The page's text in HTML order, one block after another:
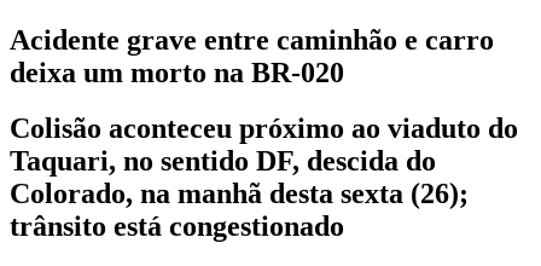
Acidente grave entre caminhão e carro
deixa um morto na BR-020
Colisão aconteceu próximo ao viaduto do
Taquari, no sentido DF, descida do
Colorado, na manhã desta sexta (26);
trânsito está congestionado